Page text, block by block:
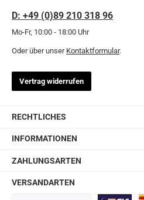
D: +49 (0)89 210 318 96
Mo-Fr, 10:00 - 18:00 Uhr
Oder über unser Kontaktformular.
Vertrag widerrufen
RECHTLICHES
INFORMATIONEN
ZAHLUNGSARTEN
VERSANDARTEN